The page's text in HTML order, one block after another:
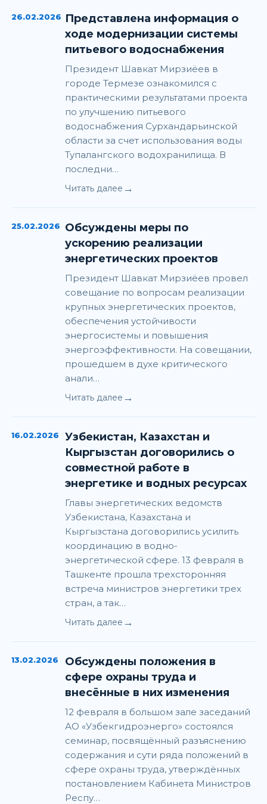
26.02.2026 Представлена информация о
ходе модернизации системы
питьевого водоснабжения
Президент Шавкат Мирзиёев в
городе Термезе ознакомился с
практическими результатами проекта
по улучшению питьевого
водоснабжения Сурхандарьинской
области за счет использования воды
Тупалангского водохранилища. В
последни…
Читать далее →
25.02.2026
Обсуждены меры по
ускорению реализации
энергетических проектов
Президент Шавкат Мирзиёев провел
совещание по вопросам реализации
крупных энергетических проектов,
обеспечения устойчивости
энергосистемы и повышения
энергоэффективности. На совещании,
прошедшем в духе критического
анали…
Читать далее →
16.02.2026
Узбекистан, Казахстан и
Кыргызстан договорились о
совместной работе в
энергетике и водных ресурсах
Главы энергетических ведомств
Узбекистана, Казахстана и
Кыргызстана договорились усилить
координацию в водно-
энергетической сфере. 13 февраля в
Ташкенте прошла трехсторонняя
встреча министров энергетики трех
стран, а так…
Читать далее →
13.02.2026
Обсуждены положения в
сфере охраны труда и
внесённые в них изменения
12 февраля в большом зале заседаний
АО «Узбекгидроэнерго» состоялся
семинар, посвящённый разъяснению
содержания и сути ряда положений в
сфере охраны труда, утверждённых
постановлением Кабинета Министров
Респу…